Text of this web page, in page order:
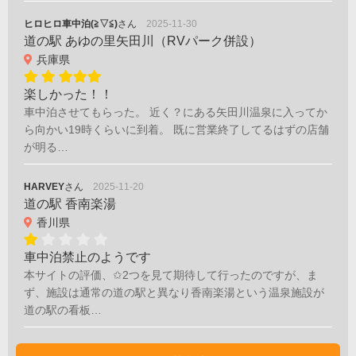
ヒロヒロ車中泊(≧▽≦)さん 2025-11-30
道の駅 あゆの里矢田川（RVパーク併設）
兵庫県
楽しかった！！
車中泊させてもらった。 近く？にある矢田川温泉に入ってか
ら向かい19時くらいに到着。 既に営業終了してるはずの店舗
が明る…
HARVEYさん 2025-11-20
道の駅 香南楽湯
香川県
車中泊禁止のようです
本サイトの評価、✩2つを見て期待して行ったのですが、ま
ず、施設は通常の道の駅と異なり香南楽湯という温泉施設が
道の駅の看板…